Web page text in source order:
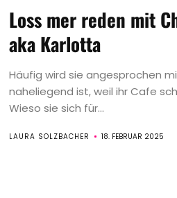
Loss mer reden mit
aka Karlotta
Häufig wird sie angesprochen
naheliegend ist, weil ihr Cafe
Wieso sie sich für...
LAURA SOLZBACHER 18. FEBRUAR 2025